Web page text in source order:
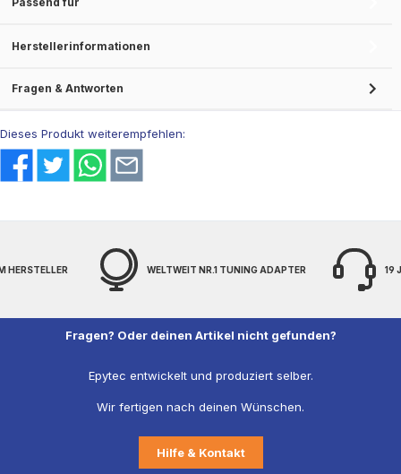
Herstellerinformationen
Fragen & Antworten
Dieses Produkt weiterempfehlen:
HERSTELLER WELTWEIT NR.1 TUNING ADAPTER 19
Fragen? Oder deinen Artikel nicht gefunden?
Epytec entwickelt und produziert selber.
Wir fertigen nach deinen Wünschen.
Hilfe & Kontakt